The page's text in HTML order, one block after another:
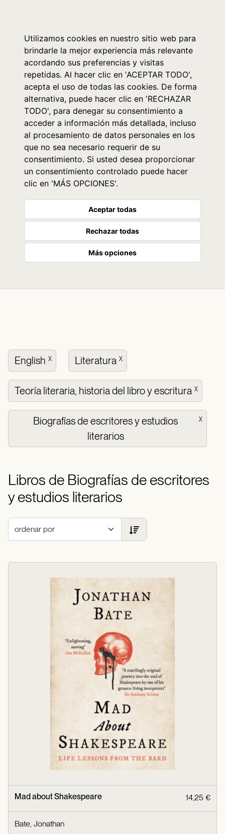
Utilizamos cookies en nuestro sitio web para
brindarle la mejor experiencia más relevante
acordando sus preferencias y visitas
repetidas. Al hacer clic en 'ACEPTAR TODO',
acepta el uso de todas las cookies. De forma
alternativa, puede hacer clic en 'RECHAZAR
TODO', para denegar su consentimiento a
acceder a información más detallada, incluso
al procesamiento de datos personales en los
que no sea necesario requerir de su
consentimiento. Si usted desea proporcionar
un consentimiento controlado puede hacer
clic en 'MÁS OPCIONES'.
Aceptar todas
Rechazar todas
Más opciones
English X Literatura X
Teoría literaria, historia del libro y escritura X
Biografías de escritores y estudios
literarios
X
Libros de Biografías de escritores
y estudios literarios
Mad about Shakespeare 14,25 €
Bate, Jonathan